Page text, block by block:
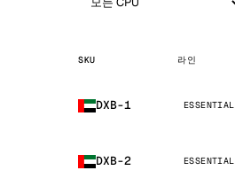
SKU 라인
DXB-1 ESSENTIAL
DXB-2 ESSENTIAL